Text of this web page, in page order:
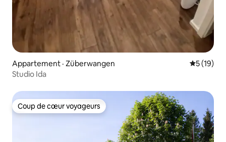
Appartement · Züberwangen Note
5 (19)
Studio Ida
Coup de cœur voyageurs
Coup de cœur voyageurs